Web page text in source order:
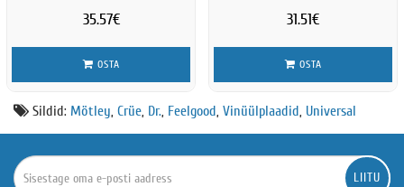
35.57€
OSTA
31.51€
OSTA
Sildid: Mötley, Crüe, Dr., Feelgood, Vinüülplaadid, Universal
LIITU